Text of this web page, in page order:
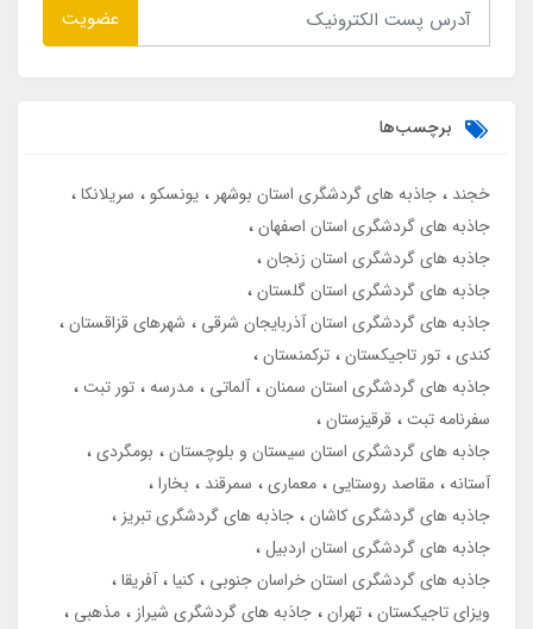
عضویت
برچسب‌ها
خجند جاذبه های گردشگری استان بوشهر یونسکو
سریلانکا
جاذبه های گردشگری استان اصفهان
جاذبه های گردشگری استان زنجان
جاذبه های گردشگری استان گلستان
جاذبه های گردشگری استان آذربایجان شرقی
شهرهای قزاقستان
کندی تور تاجیکستان ترکمنستان
جاذبه های گردشگری استان سمنان آلماتی مدرسه تور تبت
سفرنامه تبت قرقیزستان
جاذبه های گردشگری استان سیستان و بلوچستان
بومگردی
آستانه مقاصد روستایی معماری سمرقند
بخارا
جاذبه های گردشگری کاشان جاذبه های گردشگری تبریز
جاذبه های گردشگری استان اردبیل
جاذبه های گردشگری استان خراسان جنوبی
کنیا آفریقا
ویزای تاجیکستان تهران جاذبه های گردشگری شیراز
مذهبی